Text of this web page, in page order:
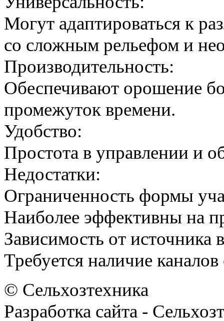
Могут адаптироваться к
со сложным рельефом и
Производительность:
Обеспечивают орошение
промежуток времени.
Удобство:
Простота в управлении и
Недостатки:
Ограниченность формы
Наиболее эффективны на
Зависимость от источника
Требуется наличие
© Сельхозтехника
Разработка сайта -